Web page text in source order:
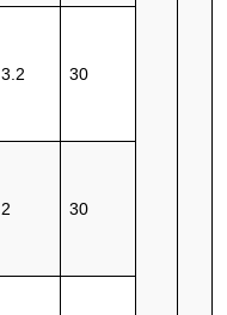
3.2 30
2 30